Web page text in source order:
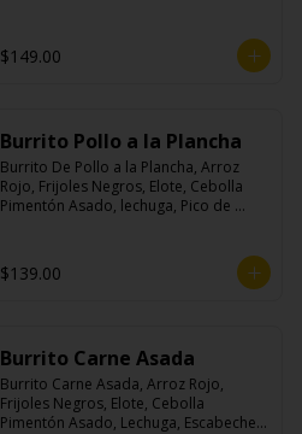
$149.00
Burrito Pollo a la Plancha
Burrito De Pollo a la Plancha, Arroz
Rojo, Frijoles Negros, Elote, Cebolla
Pimentón Asado, lechuga, Pico de
$139.00
Burrito Carne Asada
Burrito Carne Asada, Arroz Rojo,
Frijoles Negros, Elote, Cebolla
Pimentón Asado, Lechuga, Escabeche